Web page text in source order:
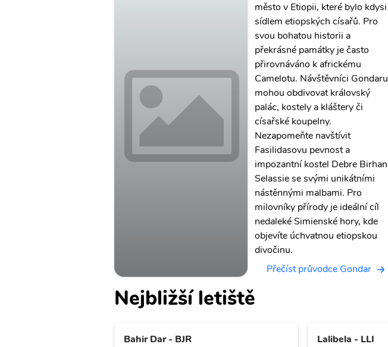
město v Etiopii, které bylo kdysi
sídlem etiopských císařů. Pro
svou bohatou historii a
překrásné památky je často
přirovnáváno k africkému
Camelotu. Návštěvníci Gondaru
mohou obdivovat královský
palác, kostely a kláštery či
císařské koupelny.
Nezapomeňte navštívit
Fasilidasovu pevnost a
impozantní kostel Debre Birhan
Selassie se svými unikátními
nástěnnými malbami. Pro
milovníky přírody je ideální cíl
nedaleké Simienské hory, kde
objevíte úchvatnou etiopskou
divočinu.
Přečíst průvodce Gondar
Nejbližší letiště
Bahir Dar - BJR
Lalibela - LLI